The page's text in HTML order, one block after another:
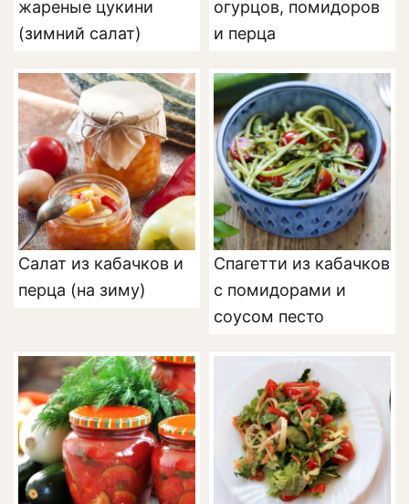
жареные цукини
(зимний салат)
огурцов, помидоров
и перца
Салат из кабачков и
перца (на зиму)
Спагетти из кабачков
с помидорами и
соусом песто